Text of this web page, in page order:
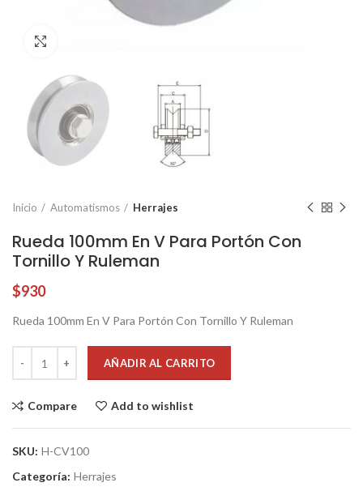
Inicio Automatismos Herrajes
Rueda 100mm En V Para Portón Con
Tornillo Y Ruleman
$930
Rueda 100mm En V Para Portón Con Tornillo Y Ruleman
AÑADIR AL CARRITO
Compare Add to wishlist
SKU: H-CV100
Categoría: Herrajes